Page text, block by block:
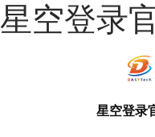
星空登录
星空登录